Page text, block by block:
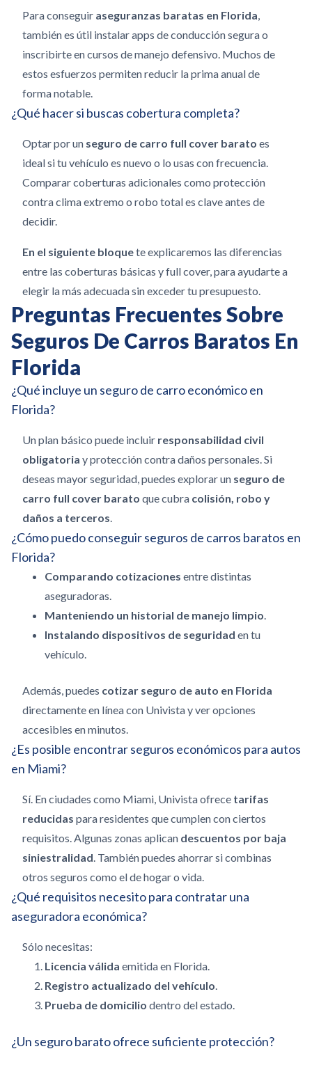
Para conseguir aseguranzas baratas en Florida,
también es útil instalar apps de conducción segura o
inscribirte en cursos de manejo defensivo. Muchos de
estos esfuerzos permiten reducir la prima anual de
forma notable.
¿Qué hacer si buscas cobertura completa?
Optar por un seguro de carro full cover barato es
ideal si tu vehículo es nuevo o lo usas con frecuencia.
Comparar coberturas adicionales como protección
contra clima extremo o robo total es clave antes de
decidir.
En el siguiente bloquete explicaremos las diferencias
entre las coberturas básicas y full cover, para ayudarte a
elegir la más adecuada sin exceder tu presupuesto.
Preguntas Frecuentes Sobre
Seguros De Carros Baratos En
Florida
¿Qué incluye un seguro de carro económico en
Florida?
Un plan básico puede incluir responsabilidad civil
obligatoria y protección contra daños personales. Si
deseas mayor seguridad, puedes explorar un seguro de
carro full cover barato que cubra colisión, robo y
daños a terceros.
¿Cómo puedo conseguir seguros de carros baratos en
Florida?
Comparando cotizaciones entre distintas
aseguradoras.
Manteniendo un historial de manejo limpio.
Instalando dispositivos de seguridad en tu
vehículo.
Además, puedes cotizar seguro de auto en Florida
directamente en línea con Univista y ver opciones
accesibles en minutos.
¿Es posible encontrar seguros económicos para autos
en Miami?
Sí. En ciudades como Miami, Univista ofrece tarifas
reducidas para residentes que cumplen con ciertos
requisitos. Algunas zonas aplican descuentos por baja
siniestralidad. También puedes ahorrar si combinas
otros seguros como el de hogar o vida.
¿Qué requisitos necesito para contratar una
aseguradora económica?
Sólo necesitas:
Licencia válida emitida en Florida.
Registro actualizado del vehículo.
Prueba de domicilio dentro del estado.
¿Un seguro barato ofrece suficiente protección?